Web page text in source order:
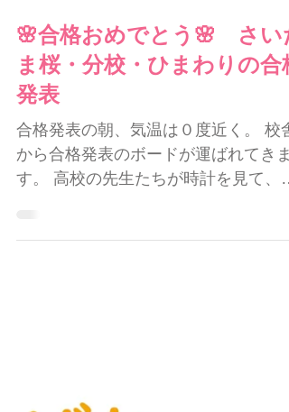
んでした。 ちなみにヘボン式で学習す
るように統一されました。 ・ヘボン
式 「し」→shi 「ちゃ」→c
年以降もこのレベルまで解けるように
しておく必要が出てきました。 受験生
にとってはハードルが一つ上がったこ
じ形式でしたが、今年は□の選択肢の
位が増えたり、℃や㎡が答えだったり
とレベルが上がりました。 ℃は、ＴＶ
🌸合格おめでとう🌸 さい
ま桜・分校・ひまわりの合
発表
合格発表の朝、気温は０度近く。 校舎
から合格発表のボードが運ばれてきま
発表の様子 2026 ててスクールから